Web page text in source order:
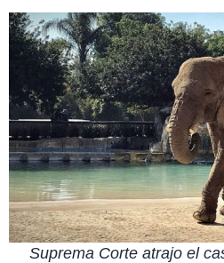
Suprema Corte atrajo el